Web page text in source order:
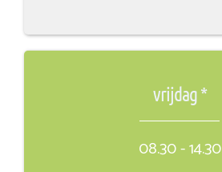
vrijdag *
08.30 - 14.30